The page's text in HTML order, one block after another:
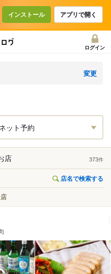
インストール アプリで開く
ログイン
変更
ット予約
店 373件
店名で検索する